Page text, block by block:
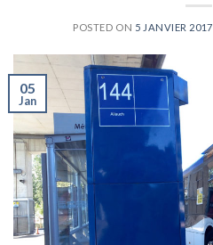
POSTED ON 5 JANVIER 2017
05
Jan